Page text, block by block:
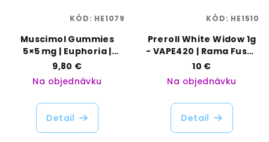
Muscimol Gummies
5×5 mg | Euphoria |
Vaporama
9,80 €
Na objednávku
Detail
KÓD: HE1079
Preroll White Widow 1g
- VAPE420 | Rama Fuse |
Vaporama
10 €
Na objednávku
Detail
KÓD: HE1510